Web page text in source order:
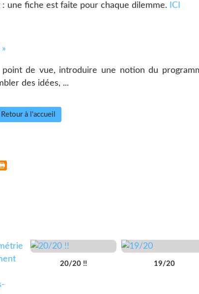
une fiche est faite pour chaque dilemme. ICI
de vue, introduire une notion du
des idées, ...
Retour à l'accueil
20/20 !! 19/20